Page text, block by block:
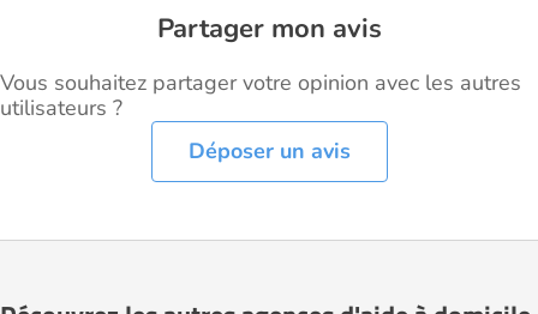
Partager mon avis
Vous souhaitez partager votre opinion avec les autres
utilisateurs ?
Déposer un avis